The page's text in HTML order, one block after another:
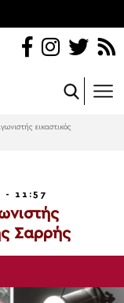
εικαστικός
- 11:57
Σαρρής